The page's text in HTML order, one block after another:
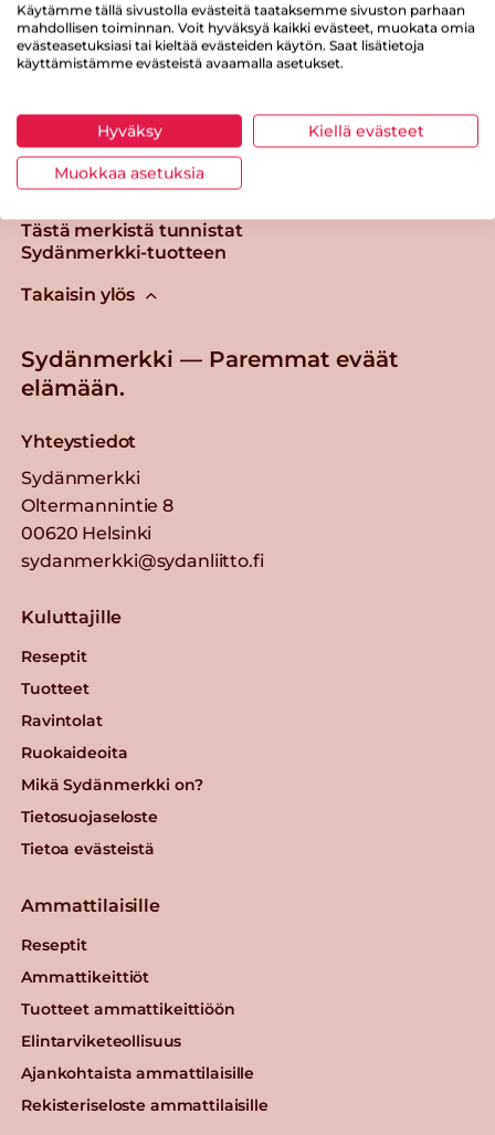
Tulosta sivu Jaa tuote
Tästä merkistä tunnistat
Sydänmerkki-tuotteen
Takaisin ylös
Sydänmerkki — Paremmat eväät
elämään.
Yhteystiedot
Sydänmerkki
Oltermannintie 8
00620 Helsinki
sydanmerkki@sydanliitto.fi
Kuluttajille
Reseptit
Tuotteet
Ravintolat
Ruokaideoita
Mikä Sydänmerkki on?
Tietosuojaseloste
Tietoa evästeistä
Ammattilaisille
Reseptit
Ammattikeittiöt
Tuotteet ammattikeittiöön
Elintarviketeollisuus
Ajankohtaista ammattilaisille
Rekisteriseloste ammattilaisille
Käytämme tällä sivustolla evästeitä taataksemme sivuston parhaan
mahdollisen toiminnan. Voit hyväksyä kaikki evästeet, muokata omia
evästeasetuksiasi tai kieltää evästeiden käytön. Saat lisätietoja
käyttämistämme evästeistä avaamalla asetukset.
Hyväksy Kiellä evästeet
Muokkaa asetuksia